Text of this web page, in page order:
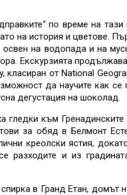
по време на
на история и цветове.
на водопада и на
Екскурзията
от National
да научите как
дегустация на шоколад.
към
за обяд в Белмонт
креолски ястия,
и из
в Гранд Етан, домът